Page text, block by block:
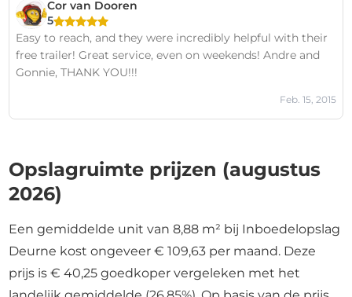
Cor van Dooren
5
Easy to reach, and they were incredibly helpful with their
free trailer! Great service, even on weekends! Andre and
Gonnie, THANK YOU!!!
Feb. 15, 2015
Opslagruimte prijzen (augustus
2026)
Een gemiddelde unit van 8,88 m² bij Inboedelopslag
Deurne kost ongeveer € 109,63 per maand. Deze
prijs is € 40,25 goedkoper vergeleken met het